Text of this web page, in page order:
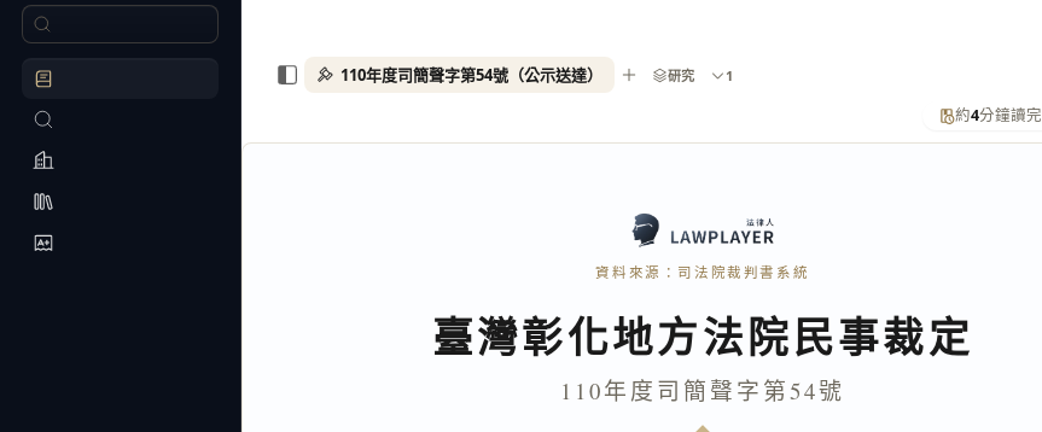
約4分鐘讀完
資料來源：司法院裁判書系統
臺灣彰化地方法院民事裁定
110年度司簡聲字第54號
110年度司簡聲字第54號（公示送達） 研究 1